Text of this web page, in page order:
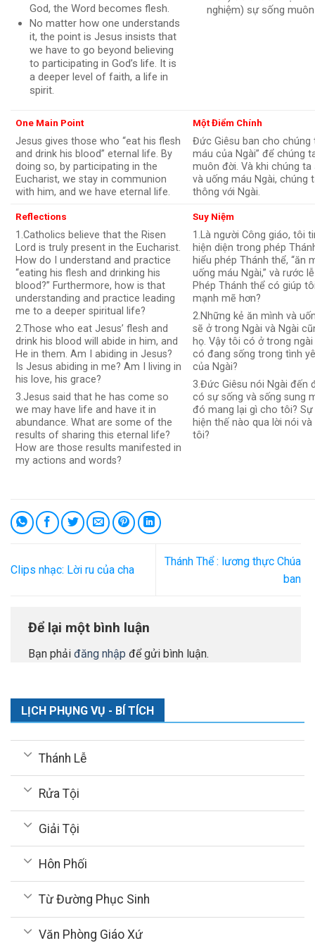
God, the Word becomes flesh.
No matter how one understands
it, the point is Jesus insists that
we have to go beyond believing
to participating in God’s life. It is
a deeper level of faith, a life in
spirit.
nghiệm) sự sống
One Main Point
Jesus gives those who “eat his flesh
and drink his blood” eternal life. By
doing so, by participating in the
Eucharist, we stay in communion
with him, and we have eternal life.
Một Điểm Chính
Đức Giêsu ban cho chúng
máu của Ngài” để chúng
muôn đời. Và khi chúng ta
và uống máu Ngài, chúng
thông với Ngài.
Reflections
1.Catholics believe that the Risen
Lord is truly present in the Eucharist.
How do I understand and practice
“eating his flesh and drinking his
blood?” Furthermore, how is that
understanding and practice leading
me to a deeper spiritual life?
2.Those who eat Jesus’ flesh and
drink his blood will abide in him, and
He in them. Am I abiding in Jesus?
Is Jesus abiding in me? Am I living in
his love, his grace?
3.Jesus said that he has come so
we may have life and have it in
abundance. What are some of the
results of sharing this eternal life?
How are those results manifested in
my actions and words?
Suy Niệm
1.Là người Công giáo, tôi
hiện diện trong phép
hiểu phép Thánh thể, “ăn
uống máu Ngài,” và rước
Phép Thánh thể có giúp
mạnh mẽ hơn?
2.Những kẻ ăn mình và
sẽ ở trong Ngài và Ngài
họ. Vậy tôi có ở trong
có đang sống trong tình
của Ngài?
3.Đức Giêsu nói Ngài đến
có sự sống và sống sung
đó mang lại gì cho tôi?
hiện thế nào qua lời nói
tôi?
Clips nhạc: Lời ru của cha
Thánh Thể : lương thực Chúa
ban
Để lại một bình luận
Bạn phải đăng nhập để gửi bình luận.
LỊCH PHỤNG VỤ - BÍ TÍCH
Thánh Lễ
Rửa Tội
Giải Tội
Hôn Phối
Từ Đường Phục Sinh
Văn Phòng Giáo Xứ